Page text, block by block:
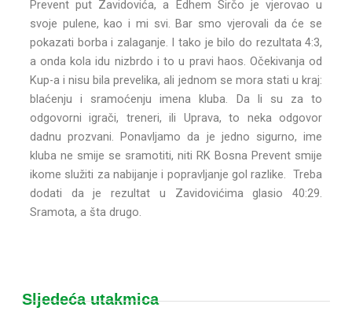
Prevent put Zavidovića, a Edhem Sirčo je vjerovao u
svoje pulene, kao i mi svi. Bar smo vjerovali da će se
pokazati borba i zalaganje. I tako je bilo do rezultata 4:3,
a onda kola idu nizbrdo i to u pravi haos. Očekivanja od
Kup-a i nisu bila prevelika, ali jednom se mora stati u kraj:
blaćenju i sramoćenju imena kluba. Da li su za to
odgovorni igrači, treneri, ili Uprava, to neka odgovor
dadnu prozvani. Ponavljamo da je jedno sigurno, ime
kluba ne smije se sramotiti, niti RK Bosna Prevent smije
ikome služiti za nabijanje i popravljanje gol razlike. Treba
dodati da je rezultat u Zavidovićima glasio 40:29.
Sramota, a šta drugo.
Sljedeća utakmica